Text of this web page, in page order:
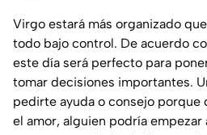
Virgo estará más organizado
todo bajo control. De acuerdo
este día será perfecto para
tomar decisiones importantes.
pedirte ayuda o consejo porque
el amor, alguien podría